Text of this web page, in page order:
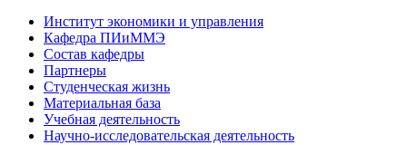
Институт экономики и управления
Кафедра ПИиММЭ
Состав кафедры
Партнеры
Студенческая жизнь
Материальная база
Учебная деятельность
Научно-исследовательская деятельность